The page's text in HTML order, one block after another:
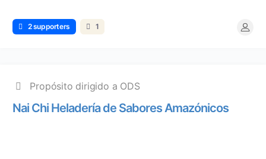
2 supporters 1
Propósito dirigido a ODS
Nai Chi Heladería de Sabores Amazónicos